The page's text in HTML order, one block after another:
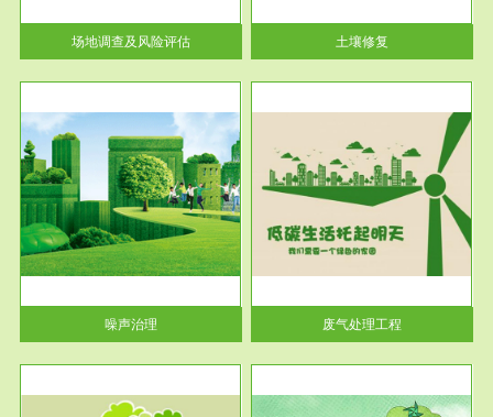
场地调查及风险评估 土壤修复
噪声治理
服务范围
废气处理工程
废气处理工程